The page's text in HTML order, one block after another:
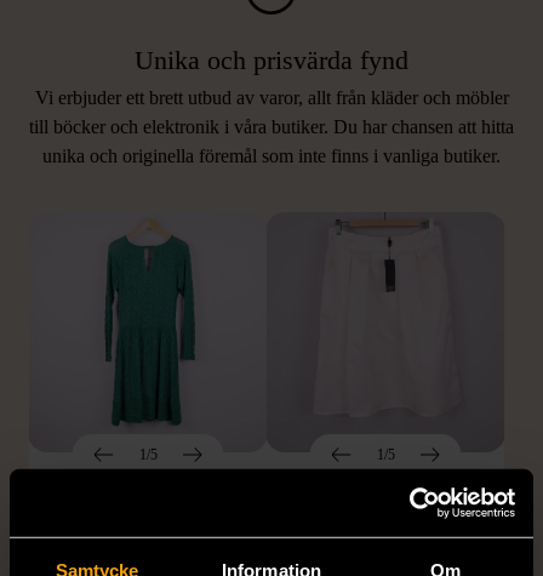
Samtycke Information Om
Unika och prisvärda fynd
Vi erbjuder ett brett utbud av varor, allt från kläder och möbler
till böcker och elektronik i våra butiker. Du har chansen att hitta
unika och originella föremål som inte finns i vanliga butiker.
LIKNANDE PRODUKTER
Hitta produkter som påminner om denna
1/5
Stickad - Grön - Premium
1/5
GIANFRANCO FERRE
Gianfranco Ferre Studio -